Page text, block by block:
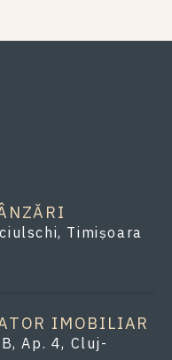
Timișoara
IMOBILIAR
Ap. 4, Cluj-